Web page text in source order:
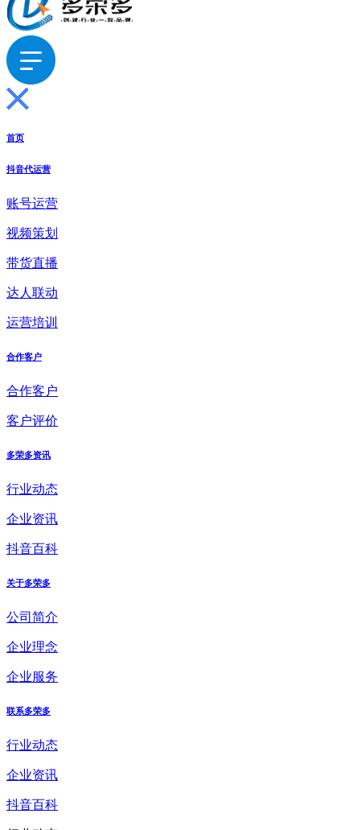
首页
抖音代运营
账号运营
视频策划
带货直播
达人联动
运营培训
合作客户
合作客户
客户评价
多荣多资讯
行业动态
企业资讯
抖音百科
关于多荣多
公司简介
企业理念
企业服务
联系多荣多
行业动态
企业资讯
抖音百科